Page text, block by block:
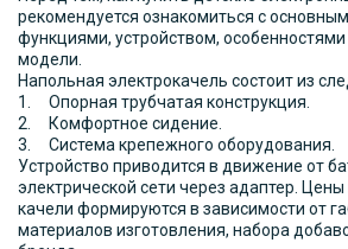
рекомендуется ознакомиться с
функциями, устройством,
модели.
Напольная электрокачель состоит из
1. Опорная трубчатая конструкция.
2. Комфортное сидение.
3. Система крепежного оборудования.
Устройство приводится в движение от
электрической сети через адаптер.
качели формируются в зависимости от
материалов изготовления, набора